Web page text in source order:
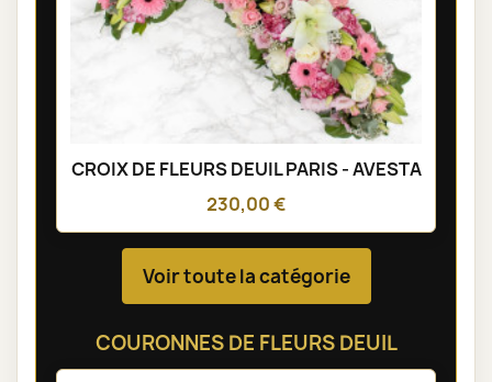
CROIX DE FLEURS DEUIL PARIS - AVESTA
230,00 €
Voir toute la catégorie
COURONNES DE FLEURS DEUIL